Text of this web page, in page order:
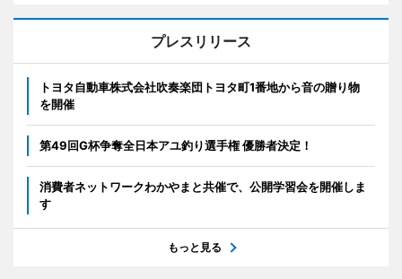
プレスリリース
トヨタ自動車株式会社吹奏楽団トヨタ町1番地から音の贈り物
を開催
第49回G杯争奪全日本アユ釣り選手権 優勝者決定！
消費者ネットワークわかやまと共催で、公開学習会を開催しま
す
もっと見る